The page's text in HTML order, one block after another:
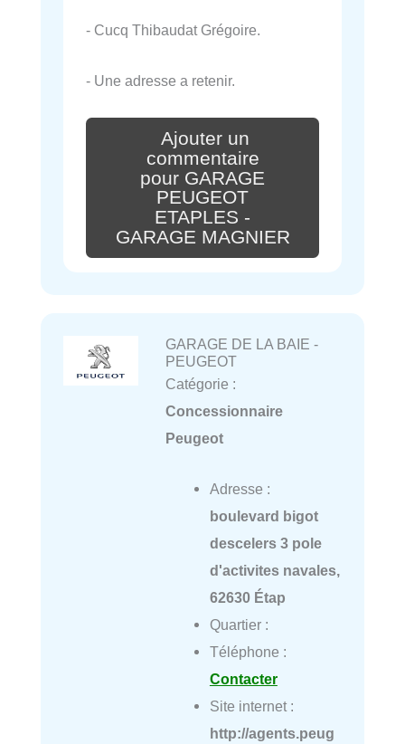
- Cucq Thibaudat Grégoire.
- Une adresse a retenir.
Ajouter un
commentaire
pour GARAGE
PEUGEOT
ETAPLES -
GARAGE MAGNIER
GARAGE DE LA BAIE -
PEUGEOT
Catégorie :
Concessionnaire
Peugeot
Adresse :
boulevard bigot
descelers 3 pole
d'activites navales,
62630 Étap
Quartier :
Téléphone :
Contacter
Site internet :
http://agents.peug